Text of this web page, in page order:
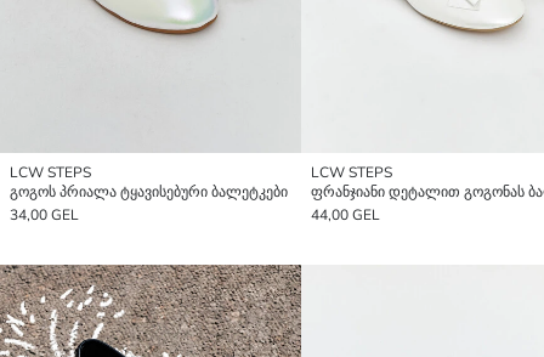
LCW STEPS
გოგოს პრიალა ტყავისებური ბალეტკები
34,00 GEL
LCW STEPS
44,00 GEL